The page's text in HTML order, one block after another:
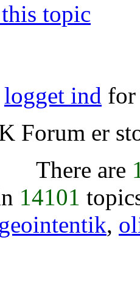
topic
logget ind for
Forum er
There are
14101
,